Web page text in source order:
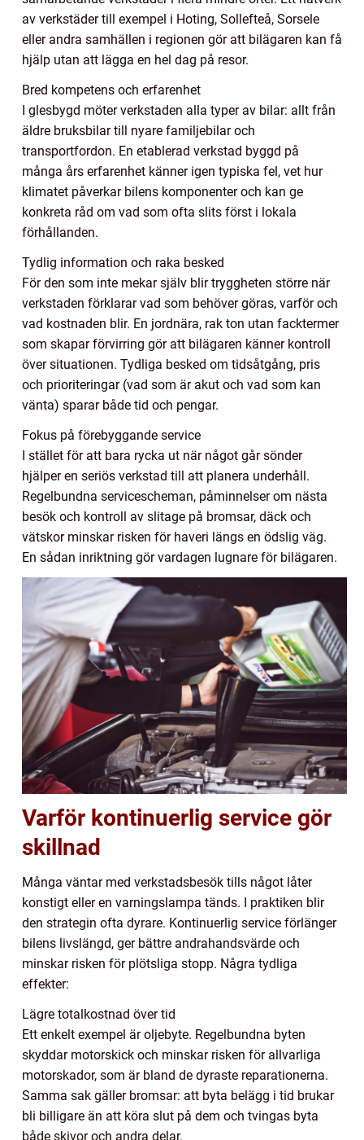
av verkstäder till exempel i Hoting, Sollefteå, Sorsele
eller andra samhällen i regionen gör att bilägaren kan få
hjälp utan att lägga en hel dag på resor.
Bred kompetens och erfarenhet
I glesbygd möter verkstaden alla typer av bilar: allt från
äldre bruksbilar till nyare familjebilar och
transportfordon. En etablerad verkstad byggd på
många års erfarenhet känner igen typiska fel, vet hur
klimatet påverkar bilens komponenter och kan ge
konkreta råd om vad som ofta slits först i lokala
förhållanden.
Tydlig information och raka besked
För den som inte mekar själv blir tryggheten större när
verkstaden förklarar vad som behöver göras, varför och
vad kostnaden blir. En jordnära, rak ton utan facktermer
som skapar förvirring gör att bilägaren känner kontroll
över situationen. Tydliga besked om tidsåtgång, pris
och prioriteringar (vad som är akut och vad som kan
vänta) sparar både tid och pengar.
Fokus på förebyggande service
I stället för att bara rycka ut när något går sönder
hjälper en seriös verkstad till att planera underhåll.
Regelbundna servicescheman, påminnelser om nästa
besök och kontroll av slitage på bromsar, däck och
vätskor minskar risken för haveri längs en ödslig väg.
En sådan inriktning gör vardagen lugnare för bilägaren.
Varför kontinuerlig service gör
skillnad
Många väntar med verkstadsbesök tills något låter
konstigt eller en varningslampa tänds. I praktiken blir
den strategin ofta dyrare. Kontinuerlig service förlänger
bilens livslängd, ger bättre andrahandsvärde och
minskar risken för plötsliga stopp. Några tydliga
effekter:
Lägre totalkostnad över tid
Ett enkelt exempel är oljebyte. Regelbundna byten
skyddar motorskick och minskar risken för allvarliga
motorskador, som är bland de dyraste reparationerna.
Samma sak gäller bromsar: att byta belägg i tid brukar
bli billigare än att köra slut på dem och tvingas byta
både skivor och andra delar.